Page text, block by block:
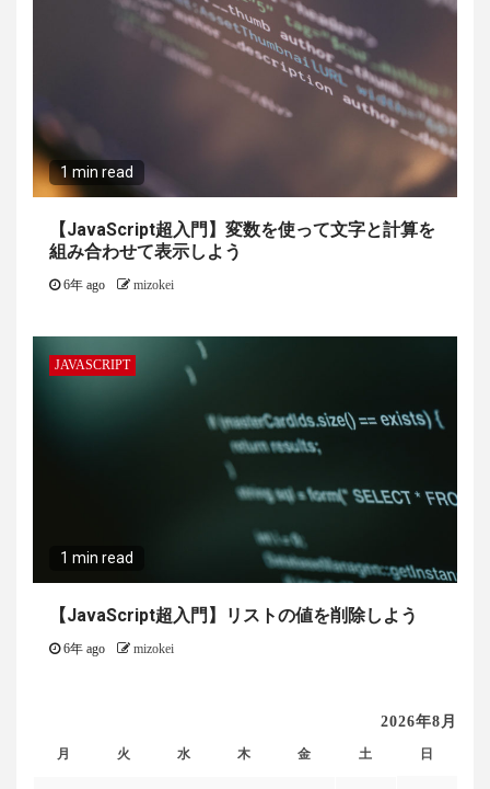
1 min read
【JavaScript超入門】変数を使って文字と計算を
組み合わせて表示しよう
6年 ago mizokei
JAVASCRIPT
1 min read
【JavaScript超入門】リストの値を削除しよう
6年 ago mizokei
2026年8月
月 火 水 木 金 土 日